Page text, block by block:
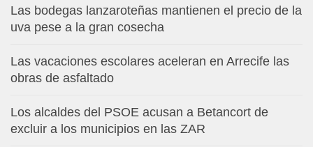
Las bodegas lanzaroteñas mantienen el precio de la
uva pese a la gran cosecha
Las vacaciones escolares aceleran en Arrecife las
obras de asfaltado
Los alcaldes del PSOE acusan a Betancort de
excluir a los municipios en las ZAR